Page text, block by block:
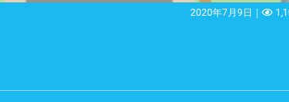
2020年7月9日｜